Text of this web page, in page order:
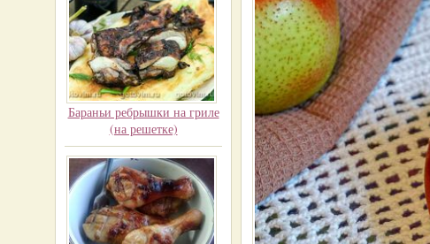
Бараньи ребрышки на гриле
(на решетке)